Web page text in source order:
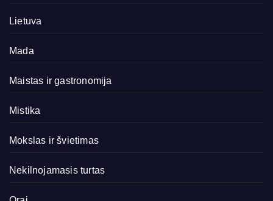
Lietuva
Mada
Maistas ir gastronomija
Mistika
Mokslas ir švietimas
Nekilnojamasis turtas